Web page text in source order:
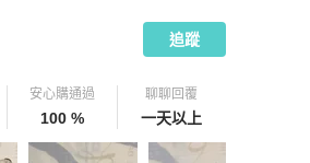
追蹤
安心購通過
100 %
聊聊回覆
一天以上